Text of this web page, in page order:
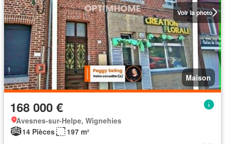
Voir la photo
Maison
168 000 €
Avesnes-sur-Helpe, Wignehies
14 Pièces
197 m²